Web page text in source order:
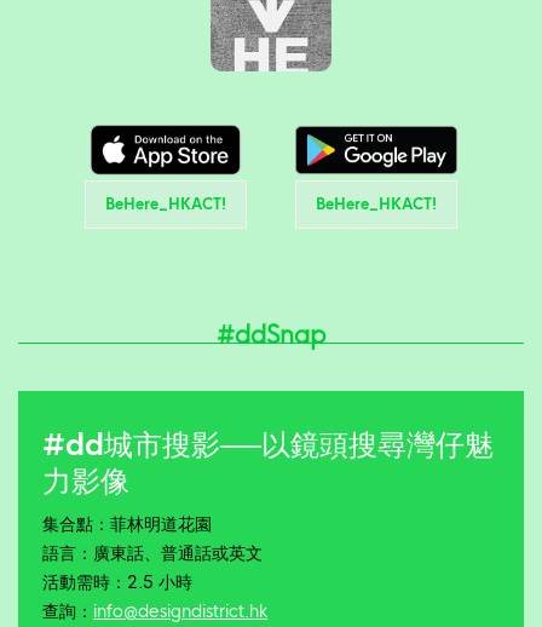
#ddSnap
#dd城市搜影──以鏡頭搜尋灣仔魅
力影像
集合點：菲林明道花園
語言：廣東話、普通話或英文
活動需時：2.5 小時
查詢： info@designdistrict.hk